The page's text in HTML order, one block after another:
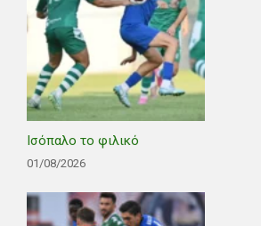
Ισόπαλο το φιλικό
01/08/2026